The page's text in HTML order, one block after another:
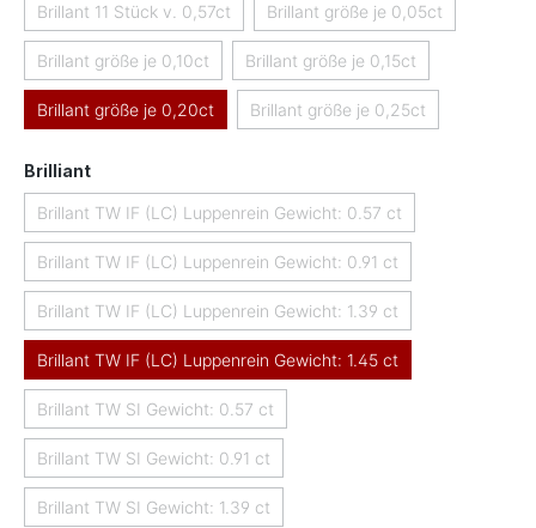
Brillant 11 Stück v. 0,57ct(Diese Option ist zurzeit nicht verfügbar.)
Brillant größe je 0,05ct
(Diese Option ist zurzeit
Brillant größe je 0,10ct(Diese Option ist zurzeit nicht verfügbar.)
Brillant größe je 0,15ct(Diese Option ist zurzeit nicht
Brillant größe je 0,20ct Brillant größe je 0,25ct
(Diese Option ist zurzeit
Brilliantauswählen
Brillant TW IF (LC) Luppenrein Gewicht: 0.57 ct
(Diese Option ist zurzeit nicht verfügbar.)
Brillant TW IF (LC) Luppenrein Gewicht: 0.91 ct
(Diese Option ist zurzeit nicht verfügbar.)
Brillant TW IF (LC) Luppenrein Gewicht: 1.39 ct
(Diese Option ist zurzeit nicht verfügbar.)
Brillant TW IF (LC) Luppenrein Gewicht: 1.45 ct
Brillant TW SI Gewicht: 0.57 ct(Diese Option ist zurzeit nicht verfügbar.)
Brillant TW SI Gewicht: 0.91 ct(Diese Option ist zurzeit nicht verfügbar.)
Brillant TW SI Gewicht: 1.39 ct(Diese Option ist zurzeit nicht verfügbar.)